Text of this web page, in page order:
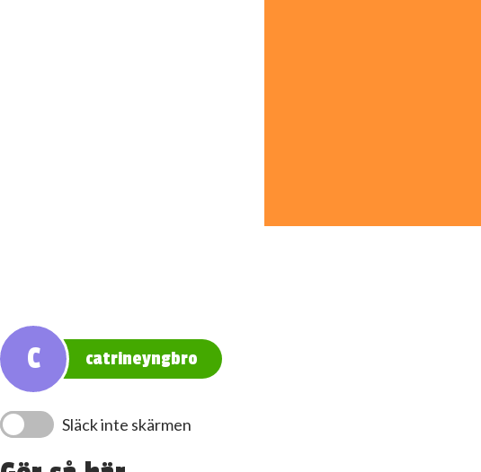
C catrineyngbro
Släck inte skärmen